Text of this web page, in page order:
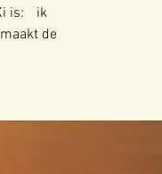
is: ik
de